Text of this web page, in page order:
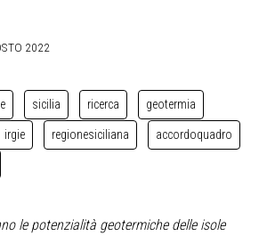
2022
sicilia ricerca geotermia
irgie regionesiciliana accordoquadro
le potenzialità geotermiche delle isole